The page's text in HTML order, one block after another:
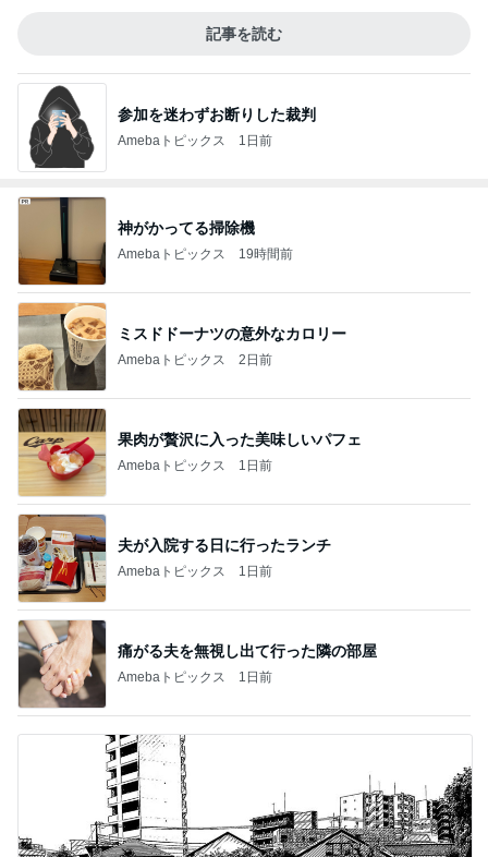
記事を読む
参加を迷わずお断りした裁判
Amebaトピックス 1日前
神がかってる掃除機
Amebaトピックス 19時間前
ミスドドーナツの意外なカロリー
Amebaトピックス 2日前
果肉が贅沢に入った美味しいパフェ
Amebaトピックス 1日前
夫が入院する日に行ったランチ
Amebaトピックス 1日前
痛がる夫を無視し出て行った隣の部屋
Amebaトピックス 1日前